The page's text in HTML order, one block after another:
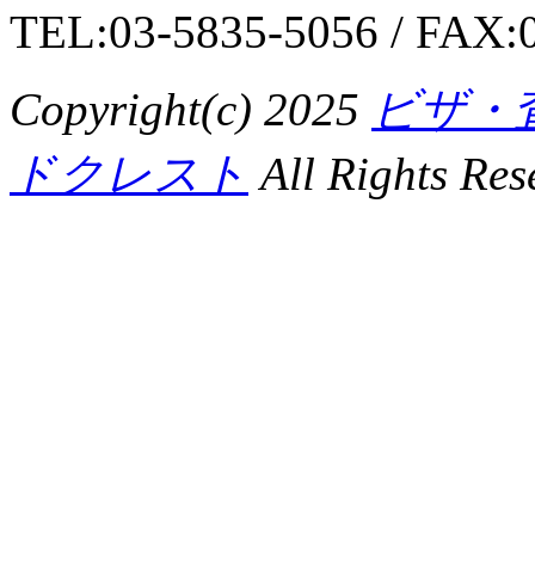
TEL:03-5835-5056 /
Copyright(c) 2025 ビザ・
ドクレスト All Rights